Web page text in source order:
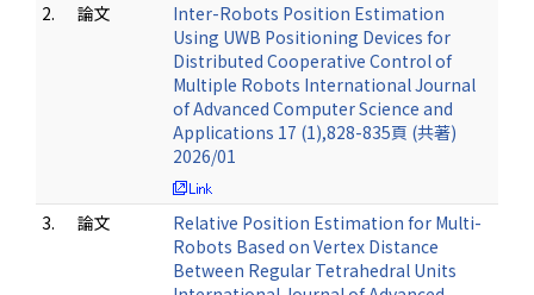
2.
論文
Inter-Robots Position Estimation
Using UWB Positioning Devices for
Distributed Cooperative Control of
Multiple Robots International Journal
of Advanced Computer Science and
Applications 17 (1),828-835頁 (共著)
2026/01
3. 論文
Relative Position Estimation for Multi-
Robots Based on Vertex Distance
Between Regular Tetrahedral Units